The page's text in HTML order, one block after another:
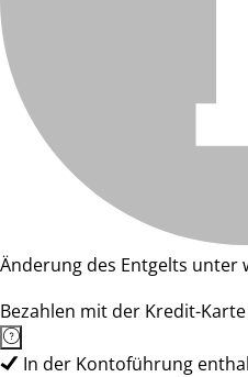
Änderung des Entgelts unter
Bezahlen mit der Kredit-
In der Kontoführung